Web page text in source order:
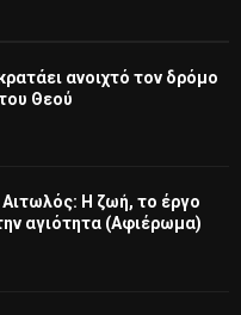
ανοιχτό τον δρόμο
Θεού
Αιτωλός: Η ζωή, το έργο
αγιότητα (Αφιέρωμα)